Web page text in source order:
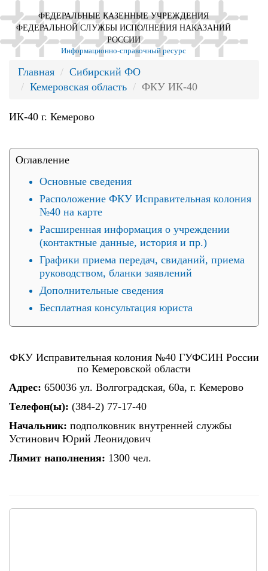
ФЕДЕРАЛЬНЫЕ КАЗЕННЫЕ УЧРЕЖДЕНИЯ
ФЕДЕРАЛЬНОЙ СЛУЖБЫ ИСПОЛНЕНИЯ НАКАЗАНИЙ
РОССИИ
Информационно-справочный ресурс
Главная
Сибирский ФО
Кемеровская область
ФКУ ИК-40
ИК-40 г. Кемерово
Оглавление
Основные сведения
Расположение ФКУ Исправительная колония
№40 на карте
Расширенная информация о учреждении
(контактные данные, история и пр.)
Графики приема передач, свиданий, приема
руководством, бланки заявлений
Дополнительные сведения
Бесплатная консультация юриста
ФКУ Исправительная колония №40 ГУФСИН России
по Кемеровской области
Адрес: 650036 ул. Волгоградская, 60а, г. Кемерово
Телефон(ы): (384-2) 77-17-40
Начальник: подполковник внутренней службы
Устинович Юрий Леонидович
Лимит наполнения: 1300 чел.